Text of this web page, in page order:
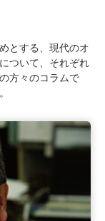
とする、現代のオ
ついて、それぞれ
方々のコラムで